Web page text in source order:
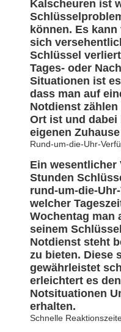
Kalscheuren ist
können. Es
sich
Schlüssel
Tages- oder
Situationen ist
dass man auf
Notdienst
Ort ist und dabei
eigenen
Rund-um-die-Uhr-
Ein wesentlicher
Stunden
rund-um-die-
welcher
Wochentag man
seinem
Notdienst steht
zu bieten. Diese
gewährleistet
erleichtert es
Notsituationen
erhalten.
Schnelle